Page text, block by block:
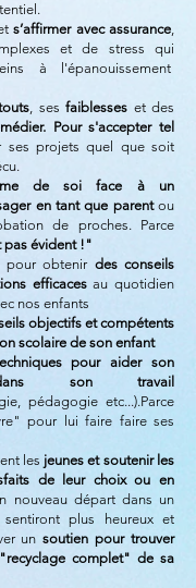
s’affirmer avec assurance,
et de stress qui
à l'épanouissement
, sesfaiblesses et des
Pour s'accepter tel
ses projets quel que soit
de soi face à un
en tant que parent ou
de proches. Parce
pas évident !"
pour obtenir des conseils
efficacesau quotidien
nos enfants
objectifs et compétents
scolaire de son enfant
pour aider son
son
travail
pédagogie etc...).Parce
pour lui faire faire ses
les jeunes et soutenir les
de leur choix ou en
nouveau départ dans un
plus heureux et
un soutien pour trouver
complet" de sa